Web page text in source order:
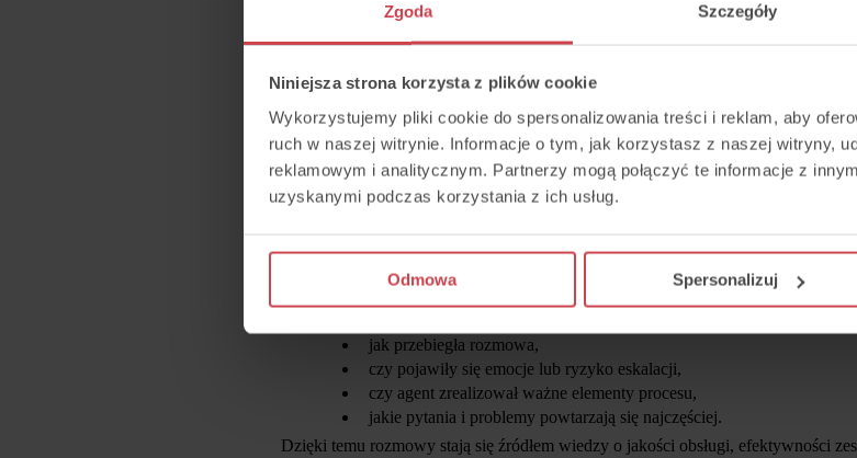
Zgoda Szczegóły
Niniejsza strona korzysta z plików cookie
Wykorzystujemy pliki cookie do spersonalizowania treści i reklam, aby
ruch w naszej witrynie. Informacje o tym, jak korzystasz z naszej witryny,
reklamowym i analitycznym. Partnerzy mogą połączyć te informacje z
uzyskanymi podczas korzystania z ich usług.
Odmowa Spersonalizuj
automatycznie - jako proces uruchamiany przez administratora,
manualnie - dla wybranej rozmowy, uruchamiany przez agenta.
To ważne, bo firmy mogą dopasować sposób działania do własnego procesu.
od wybranych kontaktów, np. eskalacji, reklamacji albo rozmów sprzedażowych.
Co daje AI Voice Analytics w codziennej pracy?
Największa wartość nie polega tylko na analizie dla analizy. Chodzi o to, żeby z
jak przebiegła rozmowa,
czy pojawiły się emocje lub ryzyko eskalacji,
czy agent zrealizował ważne elementy procesu,
jakie pytania i problemy powtarzają się najczęściej.
Dzięki temu rozmowy stają się źródłem wiedzy o jakości obsługi, efektywności